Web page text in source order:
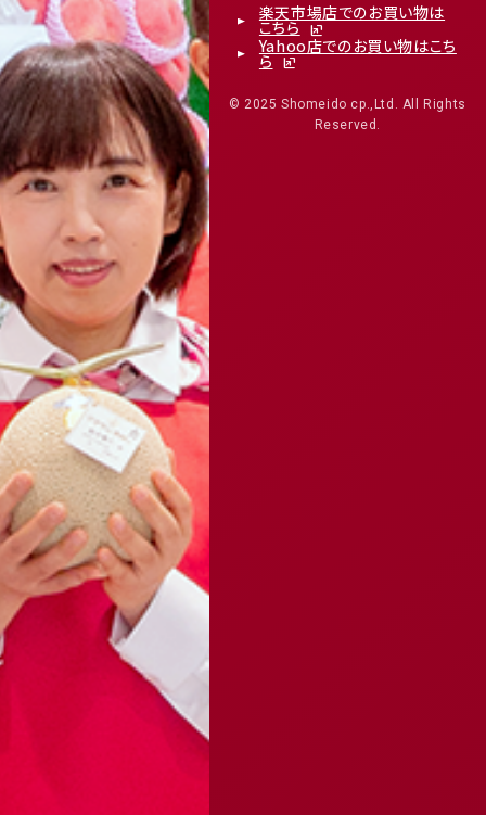
楽天市場店でのお買い物は
こちら
Yahoo店でのお買い物はこち
ら
© 2025 Shomeido cp.,Ltd. All Rights
Reserved.